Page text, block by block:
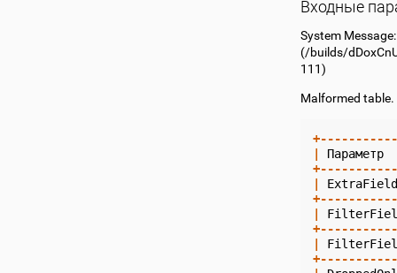
Входные
System
(/builds/
111)
Malformed table.
Параметр